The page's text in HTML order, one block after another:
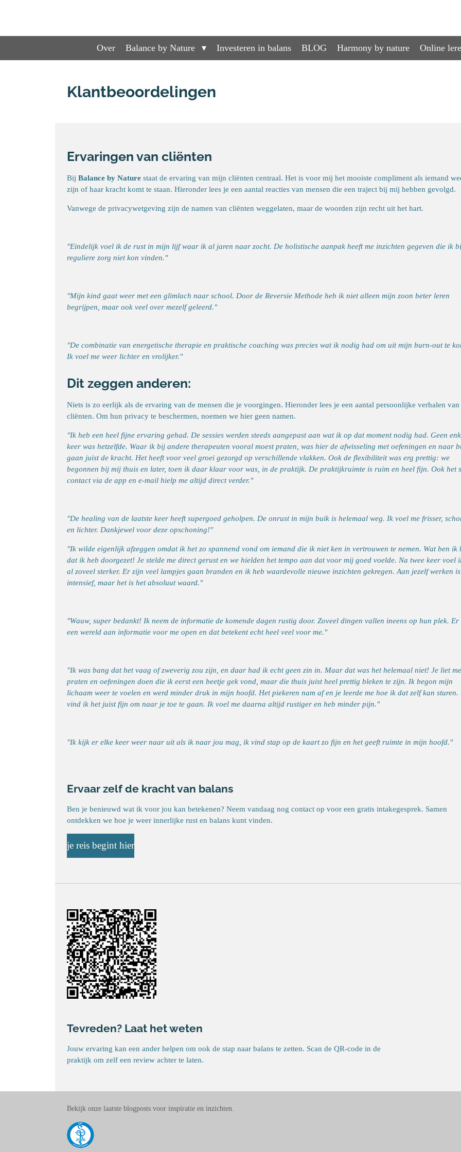
Over Balance by Nature Investeren in balans BLOG Harmony by nature Online
Klantbeoordelingen
Ervaringen van cliënten
Bij Balance by Naturestaat de ervaring van mijn cliënten centraal. Het is voor mij het mooiste compliment als iemand
zijn of haar kracht komt te staan. Hieronder lees je een aantal reacties van mensen die een traject bij mij hebben gevolgd.
Vanwege de privacywetgeving zijn de namen van cliënten weggelaten, maar de woorden zijn recht uit het hart.
"Eindelijk voel ik de rust in mijn lijf waar ik al jaren naar zocht. De holistische aanpak heeft me inzichten gegeven die ik
reguliere zorg niet kon vinden."
"Mijn kind gaat weer met een glimlach naar school. Door de Reversie Methode heb ik niet alleen mijn zoon beter leren
begrijpen, maar ook veel over mezelf geleerd."
"De combinatie van energetische therapie en praktische coaching was precies wat ik nodig had om uit mijn burn-out te
Ik voel me weer lichter en vrolijker."
Dit zeggen anderen:
Niets is zo eerlijk als de ervaring van de mensen die je voorgingen. Hieronder lees je een aantal persoonlijke verhalen van
cliënten. Om hun privacy te beschermen, noemen we hier geen namen.
"Ik heb een heel fijne ervaring gehad. De sessies werden steeds aangepast aan wat ik op dat moment nodig had. Geen
keer was hetzelfde. Waar ik bij andere therapeuten vooral moest praten, was hier de afwisseling met oefeningen en naar
gaan juist de kracht. Het heeft voor veel groei gezorgd op verschillende vlakken. Ook de flexibiliteit was erg prettig: we
begonnen bij mij thuis en later, toen ik daar klaar voor was, in de praktijk. De praktijkruimte is ruim en heel fijn. Ook het
contact via de app en e-mail hielp me altijd direct verder."
"De healing van de laatste keer heeft supergoed geholpen. De onrust in mijn buik is helemaal weg. Ik voel me frisser,
en lichter. Dankjewel voor deze opschoning!"
"Ik wilde eigenlijk afzeggen omdat ik het zo spannend vond om iemand die ik niet ken in vertrouwen te nemen. Wat ben ik
dat ik heb doorgezet! Je stelde me direct gerust en we hielden het tempo aan dat voor mij goed voelde. Na twee keer voel
al zoveel sterker. Er zijn veel lampjes gaan branden en ik heb waardevolle nieuwe inzichten gekregen. Aan jezelf werken is
intensief, maar het is het absoluut waard."
"Wauw, super bedankt! Ik neem de informatie de komende dagen rustig door. Zoveel dingen vallen ineens op hun plek. Er
een wereld aan informatie voor me open en dat betekent echt heel veel voor me."
"Ik was bang dat het vaag of zweverig zou zijn, en daar had ik echt geen zin in. Maar dat was het helemaal niet! Je liet me
praten en oefeningen doen die ik eerst een beetje gek vond, maar die thuis juist heel prettig bleken te zijn. Ik begon mijn
lichaam weer te voelen en werd minder druk in mijn hoofd. Het piekeren nam af en je leerde me hoe ik dat zelf kan sturen.
vind ik het juist fijn om naar je toe te gaan. Ik voel me daarna altijd rustiger en heb minder pijn."
"Ik kijk er elke keer weer naar uit als ik naar jou mag, ik vind stap op de kaart zo fijn en het geeft ruimte in mijn hoofd."
Ervaar zelf de kracht van balans
Ben je benieuwd wat ik voor jou kan betekenen? Neem vandaag nog contact op voor een gratis intakegesprek. Samen
ontdekken we hoe je weer innerlijke rust en balans kunt vinden.
je reis begint hier
Tevreden? Laat het weten
Jouw ervaring kan een ander helpen om ook de stap naar balans te zetten. Scan de QR-code in de
praktijk om zelf een review achter te laten.
Bekijk onze laatste blogposts voor inspiratie en inzichten.